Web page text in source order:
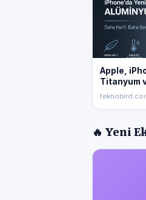
Apple,
Titanyum
Başladı
🔥 Yeni